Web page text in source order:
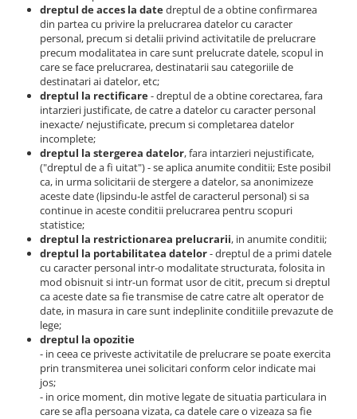
dreptul de acces la datedreptul de a obtine confirmarea
din partea cu privire la prelucrarea datelor cu caracter
personal, precum si detalii privind activitatile de prelucrare
precum modalitatea in care sunt prelucrate datele, scopul in
care se face prelucrarea, destinatarii sau categoriile de
destinatari ai datelor, etc;
dreptul la rectificare- dreptul de a obtine corectarea, fara
intarzieri justificate, de catre a datelor cu caracter personal
inexacte/ nejustificate, precum si completarea datelor
incomplete;
dreptul la stergerea datelor, fara intarzieri nejustificate,
("dreptul de a fi uitat") - se aplica anumite conditii; Este posibil
ca, in urma solicitarii de stergere a datelor, sa anonimizeze
aceste date (lipsindu-le astfel de caracterul personal) si sa
continue in aceste conditii prelucrarea pentru scopuri
statistice;
dreptul la restrictionarea prelucrarii, in anumite conditii;
dreptul la portabilitatea datelor- dreptul de a primi datele
cu caracter personal intr-o modalitate structurata, folosita in
mod obisnuit si intr-un format usor de citit, precum si dreptul
ca aceste date sa fie transmise de catre catre alt operator de
date, in masura in care sunt indeplinite conditiile prevazute de
lege;
dreptul la opozitie
- in ceea ce priveste activitatile de prelucrare se poate exercita
prin transmiterea unei solicitari conform celor indicate mai
jos;
- in orice moment, din motive legate de situatia particulara in
care se afla persoana vizata, ca datele care o vizeaza sa fie